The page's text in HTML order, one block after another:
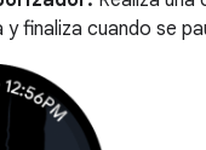
finaliza cuando se